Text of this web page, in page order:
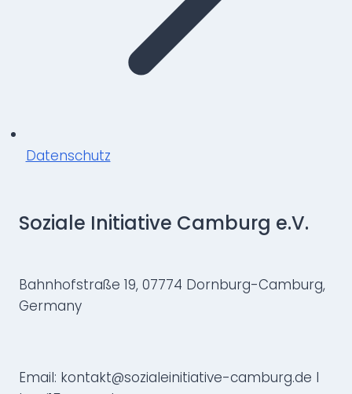
Datenschutz
Soziale Initiative Camburg e.V.
Bahnhofstraße 19, 07774 Dornburg-Camburg,
Germany
Email: kontakt@sozialeinitiative-camburg.de I